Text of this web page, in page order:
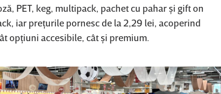
PET, keg, multipack, pachet cu pahar şi gift on
iar preţurile pornesc de la 2,29 lei, acoperind
opţiuni accesibile, cât şi premium.